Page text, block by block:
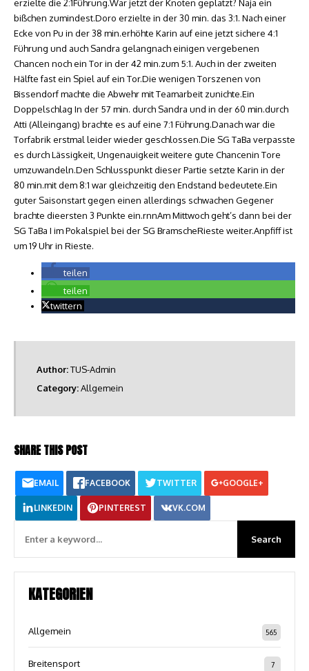
erzielte die 2:1Führung.War jetzt der Knoten geplatzt? Naja ein
bißchen zumindest.Doro erzielte in der 30 min. das 3:1. Nach einer
Ecke von Pu in der 38 min.erhöhte Karin auf eine jetzt sichere 4:1
Führung und auch Sandra gelangnach einigen vergebenen
Chancen noch ein Tor in der 42 min.zum 5:1. Auch in der zweiten
Hälfte fast ein Spiel auf ein Tor.Die wenigen Torszenen von
Bissendorf machte die Abwehr mit Teamarbeit zunichte.Ein
Doppelschlag In der 57 min. durch Sandra und in der 60 min.durch
Atti (Alleingang) brachte es auf eine 7:1 Führung.Danach war die
Torfabrik erstmal leider wieder geschlossen.Die SG TaBa verpasste
es durch Lässigkeit, Ungenauigkeit weitere gute Chancenin Tore
umzuwandeln.Den Schlusspunkt dieser Partie setzte Karin in der
80 min.mit dem 8:1 war gleichzeitig den Endstand bedeutete.Ein
guter Saisonstart gegen einen allerdings schwachen Gegener
brachte dieersten 3 Punkte ein.rnnAm Mittwoch geht’s dann bei der
SG TaBa I im Pokalspiel bei der SG BramscheRieste weiter.Anpfiff ist
um 19 Uhr in Rieste.
teilen
teilen
twittern
Author:TUS-Admin
Category:Allgemein
SHARE THIS POST
EMAIL FACEBOOK TWITTER GOOGLE+
LINKEDIN PINTEREST VK.COM
KATEGORIEN
Allgemein 565
Breitensport 7